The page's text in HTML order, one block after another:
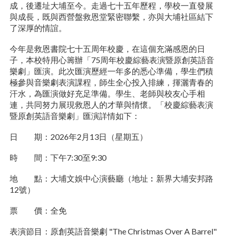
成，後遷址大埔至今。走過七十五年歷程，學校一直發展
與成長，既與西營盤救恩堂緊密聯繫，亦與大埔社區結下
了深厚的情誼。
今年是救恩書院七十五周年校慶，在這個充滿感恩的日
子，本校特用心籌辦「75周年校慶綜藝表演暨原創英語音
樂劇」匯演。此次匯演歷經一年多的悉心準備，學生們積
極參與音樂劇表演課程，師生全心投入排練，揮灑青春的
汗水，為匯演做好充足準備。學生、老師與校友心手相
連，共同努力展現救恩人的才華與情懷。「校慶綜藝表演
暨原創英語音樂劇」匯演詳情如下：
日 期：2026年2月13日（星期五）
時 間：下午7:30至9:30
地 點：大埔文娛中心演藝廳（地址︰新界大埔安邦路
12號）
票 價：全免
表演節目：原創英語音樂劇 "The Christmas Over A Barrel"